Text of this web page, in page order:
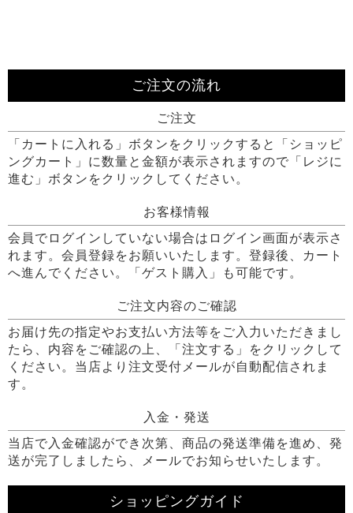
ご注文の流れ
ご注文
「カートに入れる」ボタンをクリックすると「ショッピ
ングカート」に数量と金額が表示されますので「レジに
進む」ボタンをクリックしてください。
お客様情報
会員でログインしていない場合はログイン画面が表示さ
れます。会員登録をお願いいたします。登録後、カート
へ進んでください。「ゲスト購入」も可能です。
ご注文内容のご確認
お届け先の指定やお支払い方法等をご入力いただきまし
たら、内容をご確認の上、「注文する」をクリックして
ください。当店より注文受付メールが自動配信されま
す。
入金・発送
当店で入金確認ができ次第、商品の発送準備を進め、発
送が完了しましたら、メールでお知らせいたします。
ショッピングガイド